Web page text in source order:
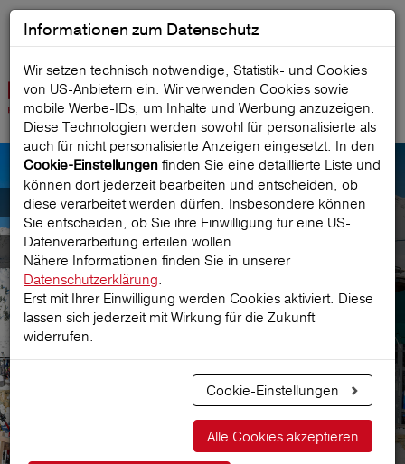
Suche starten
Hotelstorno Premium
Top Storno- und Unfallpaket
Prämie berechnen
Informationen zum Datenschutz
Wir setzen technisch notwendige, Statistik- und Cookies
von US-Anbietern ein. Wir verwenden Cookies sowie
mobile Werbe‑IDs, um Inhalte und Werbung anzuzeigen.
Diese Technologien werden sowohl für personalisierte als
auch für nicht personalisierte Anzeigen eingesetzt. In den
Cookie-Einstellungen finden Sie eine detaillierte Liste und
können dort jederzeit bearbeiten und entscheiden, ob
diese verarbeitet werden dürfen. Insbesondere können
Sie entscheiden, ob Sie ihre Einwilligung für eine US-
Datenverarbeitung erteilen wollen.
Nähere Informationen finden Sie in unserer
Datenschutzerklärung.
Erst mit Ihrer Einwilligung werden Cookies aktiviert. Diese
lassen sich jederzeit mit Wirkung für die Zukunft
widerrufen.
Cookie-Einstellungen
Alle Cookies akzeptieren